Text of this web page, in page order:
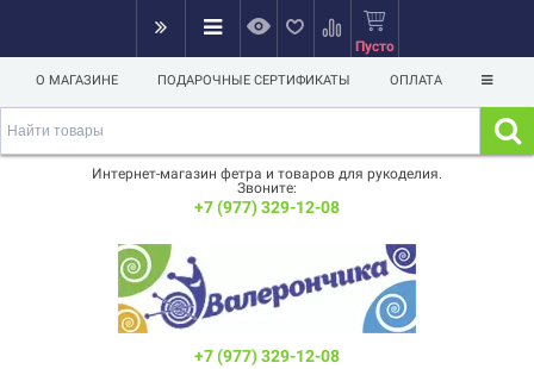
Пусто
О МАГАЗИНЕ ПОДАРОЧНЫЕ СЕРТИФИКАТЫ ОПЛАТА
Интернет-магазин фетра и товаров для рукоделия.
Звоните:
+7 (977) 329-12-08
+7 (977) 329-12-08